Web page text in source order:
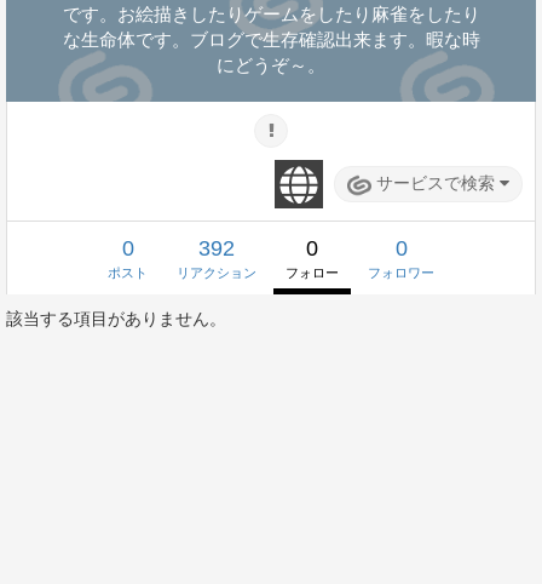
です。お絵描きしたりゲームをしたり麻雀をしたり
な生命体です。ブログで生存確認出来ます。暇な時
にどうぞ～。
サービスで検索
0
ポスト
392
リアクション
0
フォロー
0
フォロワー
該当する項目がありません。